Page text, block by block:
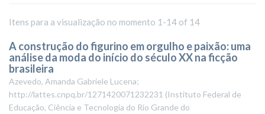
Itens para a visualização no momento 1-14 of 14
A construção do figurino em orgulho e paixão: uma
análise da moda do início do século XX na ficção
brasileira
Azevedo, Amanda Gabriele Lucena;
http://lattes.cnpq.br/1271420071232231 (Instituto Federal de
Educação, Ciência e Tecnologia do Rio Grande do